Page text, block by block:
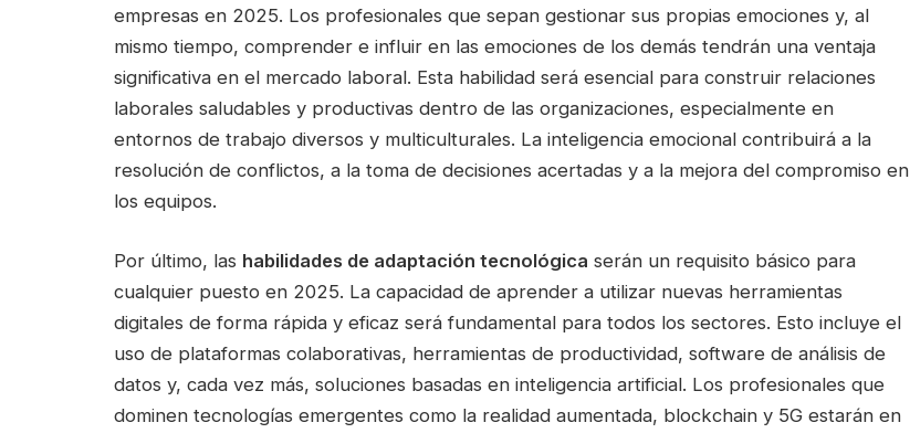
empresas en 2025. Los profesionales que sepan gestionar sus propias emociones y, al
mismo tiempo, comprender e influir en las emociones de los demás tendrán una ventaja
significativa en el mercado laboral. Esta habilidad será esencial para construir relaciones
laborales saludables y productivas dentro de las organizaciones, especialmente en
entornos de trabajo diversos y multiculturales. La inteligencia emocional contribuirá a la
resolución de conflictos, a la toma de decisiones acertadas y a la mejora del compromiso en
los equipos.
Por último, las habilidades de adaptación tecnológica serán un requisito básico para
cualquier puesto en 2025. La capacidad de aprender a utilizar nuevas herramientas
digitales de forma rápida y eficaz será fundamental para todos los sectores. Esto incluye el
uso de plataformas colaborativas, herramientas de productividad, software de análisis de
datos y, cada vez más, soluciones basadas en inteligencia artificial. Los profesionales que
dominen tecnologías emergentes como la realidad aumentada, blockchain y 5G estarán en